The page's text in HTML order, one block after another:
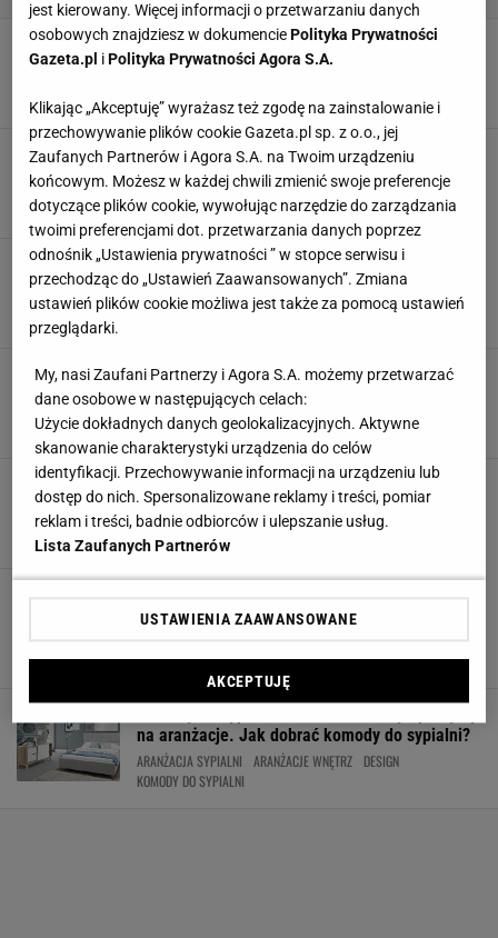
Meble do sypialni: przegląd najmodniejszych
zestawów
Łóżko sypialniane w 3 modnych aranżacjach
ARANŻACJE WNĘTRZ MEBLE MEBLE DO SYPIALNI STYLE
Sypialnia glamour: pomysły na aranżację
ARANŻACJA SYPIALNI ARANŻACJE WNĘTRZ
INSPIRACJE
MEBLE DO SYPIALNI
Jak urządzić małą sypialnię?
ARANŻACJE SYPIALNI ARANŻACJE WNĘTRZ
MAŁA SYPIALNIA
Sypialnia IKEA. Łóżka do sypialni IKEA
ARANŻACJE WNĘTRZ MEBLE DO SYPIALNI
Łóżko do sypialni - najładniejsze modele w
modnych kolorach i inspirujących aranżacjach
ARANŻACJA SYPIALNI MEBLE DO SYPIALNI
MEBLE WYPOCZYNKOWE SYPIALNIA
na aranżacje. Jak dobrać komody do sypialni?
ARANŻACJA SYPIALNI ARANŻACJE WNĘTRZ
DESIGN
KOMODY DO SYPIALNI
jest kierowany. Więcej informacji o przetwarzaniu danych
osobowych znajdziesz w dokumencie Polityka Prywatności
Gazeta.pl i Polityka Prywatności Agora S.A.
Klikając „Akceptuję” wyrażasz też zgodę na zainstalowanie i
przechowywanie plików cookie Gazeta.pl sp. z o.o., jej
Zaufanych Partnerów i Agora S.A. na Twoim urządzeniu
końcowym. Możesz w każdej chwili zmienić swoje preferencje
dotyczące plików cookie, wywołując narzędzie do zarządzania
twoimi preferencjami dot. przetwarzania danych poprzez
odnośnik „Ustawienia prywatności ” w stopce serwisu i
przechodząc do „Ustawień Zaawansowanych”. Zmiana
ustawień plików cookie możliwa jest także za pomocą ustawień
przeglądarki.
My, nasi Zaufani Partnerzy i Agora S.A. możemy przetwarzać
dane osobowe w następujących celach:
Użycie dokładnych danych geolokalizacyjnych. Aktywne
skanowanie charakterystyki urządzenia do celów
identyfikacji. Przechowywanie informacji na urządzeniu lub
dostęp do nich. Spersonalizowane reklamy i treści, pomiar
reklam i treści, badnie odbiorców i ulepszanie usług.
Lista Zaufanych Partnerów
USTAWIENIA ZAAWANSOWANE
AKCEPTUJĘ